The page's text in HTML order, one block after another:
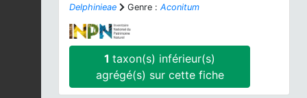
Delphinieae
Genre : Aconitum
1taxon(s) inférieur(s)
agrégé(s) sur cette fiche